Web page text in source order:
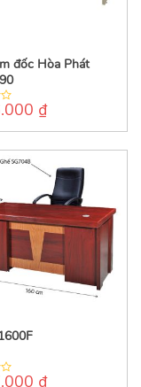
đốc Hòa Phát
₫
₫